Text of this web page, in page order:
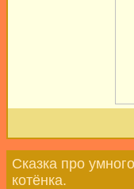
Сказка про
котёнка.